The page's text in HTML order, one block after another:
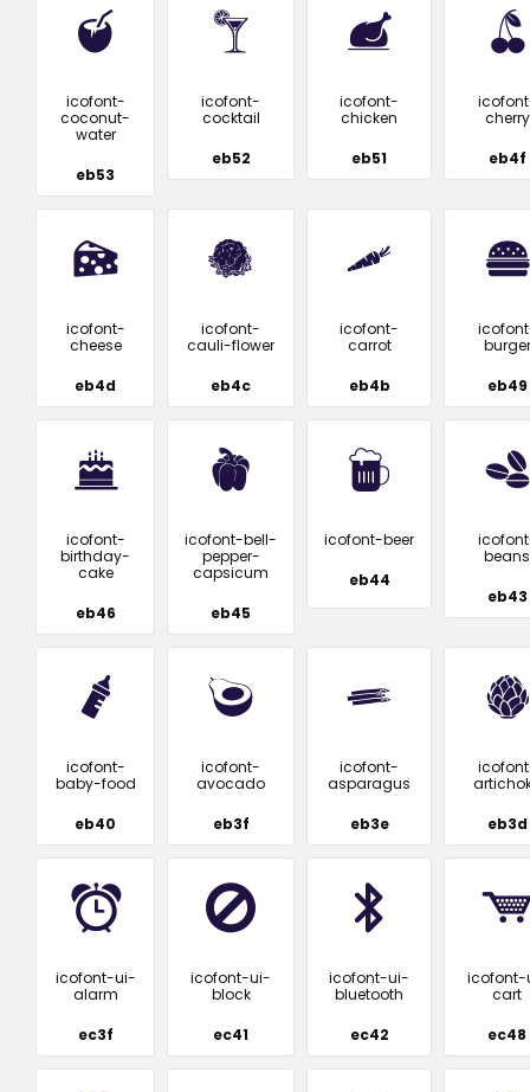
icofont-
coconut-
water
eb53
icofont-
cocktail
eb52
icofont-
chicken
eb51
cherry
eb4f
icofont-
cheese
eb4d
icofont-
cauli-flower
eb4c
icofont-
carrot
eb4b
burger
eb49
icofont-
birthday-
cake
eb46
icofont-bell-
pepper-
capsicum
eb45
icofont-beer
eb44
beans
eb43
icofont-
baby-food
eb40
icofont-
avocado
eb3f
icofont-
asparagus
eb3e
eb3d
icofont-ui-
alarm
ec3f
icofont-ui-
block
ec41
icofont-ui-
bluetooth
ec42
cart
ec48